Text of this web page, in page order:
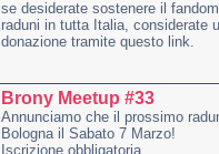
se desiderate sostenere il
raduni in tutta Italia, considerate
donazione tramite questo link.
Brony Meetup #33
Annunciamo che il prossimo
Bologna il Sabato 7 Marzo!
Iscrizione obbligatoria.